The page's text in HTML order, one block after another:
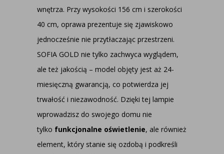
wnętrza. Przy wysokości 156 cm i szerokości
40 cm, oprawa prezentuje się zjawiskowo
jednocześnie nie przytłaczając przestrzeni.
SOFIA GOLD nie tylko zachwyca wyglądem,
ale też jakością – model objęty jest aż 24-
miesięczną gwarancją, co potwierdza jej
trwałość i niezawodność. Dzięki tej lampie
wprowadzisz do swojego domu nie
tylko funkcjonalne oświetlenie, ale również
element, który stanie się ozdobą i podkreśli